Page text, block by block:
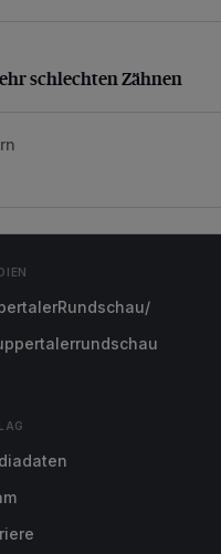
schlechten Zähnen
schlechten Zähnen